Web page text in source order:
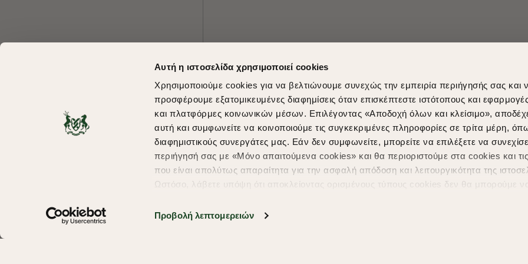
Αυτή η ιστοσελίδα χρησιμοποιεί cookies
Χρησιμοποιούμε cookies για να βελτιώνουμε συνεχώς την εμπειρία περιήγησής σας και
προσφέρουμε εξατομικευμένες διαφημίσεις όταν επισκέπτεστε ιστότοπους και
και πλατφόρμες κοινωνικών μέσων. Επιλέγοντας «Αποδοχή όλων και κλείσιμο»,
αυτή και συμφωνείτε να κοινοποιούμε τις συγκεκριμένες πληροφορίες σε τρίτα μέρη,
διαφημιστικούς συνεργάτες μας. Εάν δεν συμφωνείτε, μπορείτε να επιλέξετε να
περιήγησή σας με «Μόνο απαιτούμενα cookies» και θα περιοριστούμε στα cookies και τις
που είναι απολύτως απαραίτητα για την ασφαλή απόδοση και λειτουργικότητα της
Ωστόσο, λάβετε υπόψη ότι αποκλείοντας ορισμένους τύπους cookies δεν θα μπορούμε
υπηρεσίες και διαφημίσεις. Για να προσαρμόσετε τις επιλογές σας ή να ανακαλέσετε τη
Προβολή λεπτομερειών
Shopping in secure with Shipping